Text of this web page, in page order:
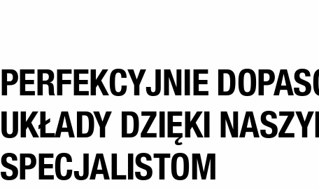
PERFEKCYJNIE
UKŁADY DZIĘKI
SPECJALISTOM